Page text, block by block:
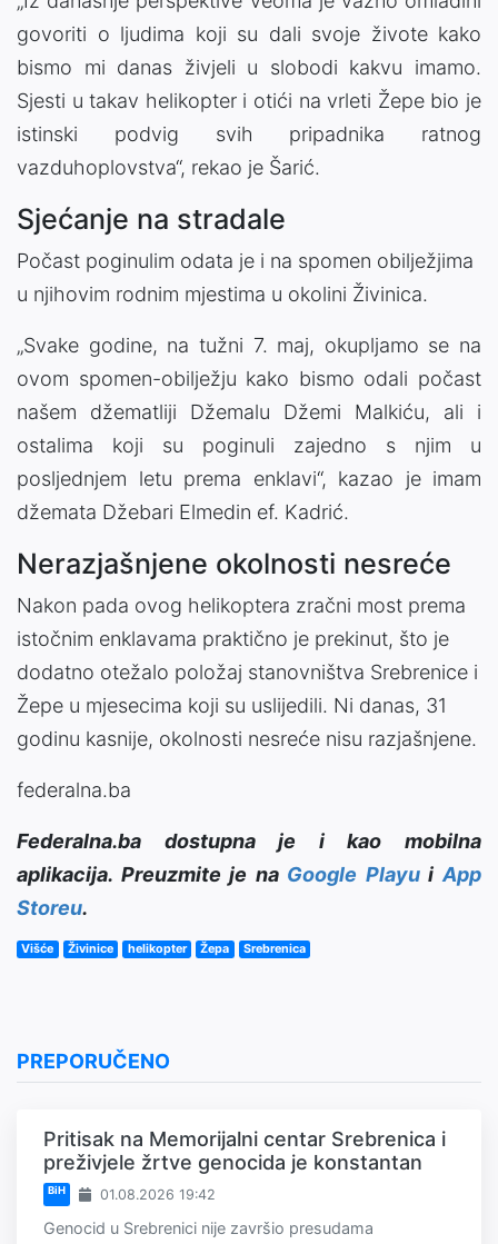
govoriti o ljudima koji su dali svoje živote kako
bismo mi danas živjeli u slobodi kakvu imamo.
Sjesti u takav helikopter i otići na vrleti Žepe bio je
istinski podvig svih pripadnika ratnog
vazduhoplovstva“, rekao je Šarić.
Sjećanje na stradale
Počast poginulim odata je i na spomen obilježjima
u njihovim rodnim mjestima u okolini Živinica.
„Svake godine, na tužni 7. maj, okupljamo se na
ovom spomen-obilježju kako bismo odali počast
našem džematliji Džemalu Džemi Malkiću, ali i
ostalima koji su poginuli zajedno s njim u
posljednjem letu prema enklavi“, kazao je imam
džemata Džebari Elmedin ef. Kadrić.
Nerazjašnjene okolnosti nesreće
Nakon pada ovog helikoptera zračni most prema
istočnim enklavama praktično je prekinut, što je
dodatno otežalo položaj stanovništva Srebrenice i
Žepe u mjesecima koji su uslijedili. Ni danas, 31
godinu kasnije, okolnosti nesreće nisu razjašnjene.
federalna.ba
Federalna.ba dostupna je i kao mobilna
aplikacija. Preuzmite je na Google PlayuiApp
Storeu.
Višće Živinice helikopter Žepa Srebrenica
PREPORUČENO
Pritisak na Memorijalni centar Srebrenica i
preživjele žrtve genocida je konstantan
BiH 01.08.2026 19:42
Genocid u Srebrenici nije završio presudama